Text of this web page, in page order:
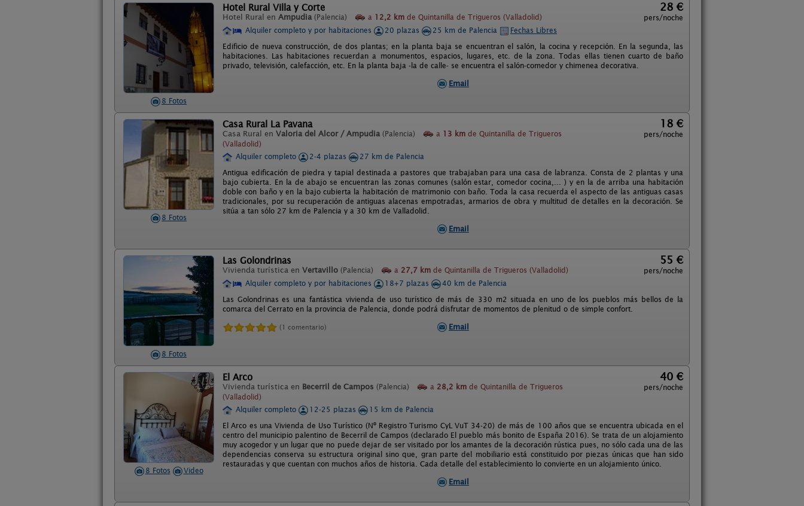
8 Fotos
Hotel Rural Villa y Corte
Hotel Rural en Ampudia (Palencia) a 12,2 km de Quintanilla de Trigueros (Valladolid)
28 €
pers/noche
Alquiler completo y por habitaciones
20 plazas 25 km de Palencia
Fechas Libres
Edificio de nueva construcción, de dos plantas; en la planta baja se encuentran el salón, la cocina y recepción. En la segunda, las
habitaciones. Las habitaciones recuerdan a monumentos, espacios, lugares, etc. de la zona. Todas ellas tienen cuarto de baño
privado, televisión, calefacción, etc. En la planta baja -la de calle- se encuentra el salón-comedor y chimenea decorativa.
Email
8 Fotos
Casa Rural La Pavana
Casa Rural en Valoria del Alcor / Ampudia (Palencia) a 13 km de Quintanilla de Trigueros
(Valladolid)
18 €
pers/noche
Alquiler completo 2-4 plazas
27 km de Palencia
Antigua edificación de piedra y tapial destinada a pastores que trabajaban para una casa de labranza. Consta de 2 plantas y una
bajo cubierta. En la de abajo se encuentran las zonas comunes (salón estar, comedor cocina,... ) y en la de arriba una habitación
doble con baño y en la bajo cubierta la habitación de matrimonio con baño. Toda la casa recuerda el aspecto de las antiguas casas
tradicionales, por su recuperación de antiguas alacenas empotradas, armarios de obra y multitud de detalles en la decoración. Se
sitúa a tan sólo 27 km de Palencia y a 30 km de Valladolid.
Email
8 Fotos
Las Golondrinas
Vivienda turística en Vertavillo (Palencia) a 27,7 km de Quintanilla de Trigueros (Valladolid)
55 €
pers/noche
Alquiler completo y por habitaciones
18+7 plazas
40 km de Palencia
Las Golondrinas es una fantástica vivienda de uso turístico de más de 330 m2 situada en uno de los pueblos más bellos de la
comarca del Cerrato en la provincia de Palencia, donde podrá disfrutar de momentos de plenitud o de simple confort.
(1 comentario) Email
8 Fotos Video
El Arco
Vivienda turística en Becerril de Campos (Palencia) a 28,2 km de Quintanilla de Trigueros
(Valladolid)
40 €
pers/noche
Alquiler completo 12-25 plazas
15 km de Palencia
El Arco es una Vivienda de Uso Turístico (Nº Registro Turismo CyL VuT 34-20) de más de 100 años que se encuentra ubicada en el
centro del municipio palentino de Becerril de Campos (declarado El pueblo más bonito de España 2016). Se trata de un alojamiento
muy acogedor y un lugar que no puede dejar de ser visitado por los amantes de la decoración rústica pues, no sólo cada una de las
dependencias conserva su estructura original sino que, gran parte del mobiliario está constituido por piezas únicas que han sido
restauradas y que cuentan con muchos años de historia. Cada detalle del establecimiento lo convierte en un alojamiento único.
Email